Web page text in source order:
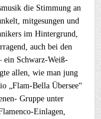
die Stimmung an
mitgesungen und
im Hintergrund,
auch bei den
ein Schwarz-Weiß-
allen, wie man jung
„Flam-Bella Übersee“
Gruppe unter
Einlagen,